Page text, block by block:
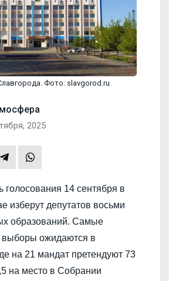
Фото: slavgorod.ru
2025
голосования 14 сентября в
изберут депутатов восьми
образований. Самые
выборы ожидаются в
на 21 мандат претендуют 73
на место в Собрании